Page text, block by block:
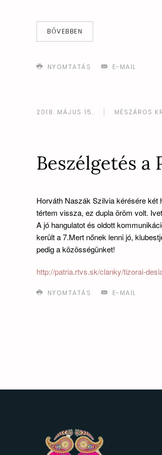
BŐVEBBEN
NYOMTATÁS E-MAIL
2018. MÁJUS 15. MÉSZÁROS
Beszélgetés a
Horváth Naszák Szilvia kérésére két
tértem vissza, ez dupla öröm volt.
A jó hangulatot és oldott
került a 7.Mert nőnek lenni jó,
pedig a közösségünket!
http://patria.rtvs.sk/clanky/tizorai-
NYOMTATÁS E-MAIL